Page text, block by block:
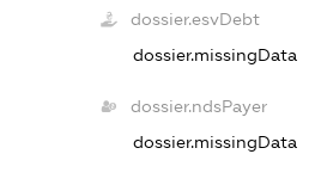
dossier.esvDebt
dossier.missingData
dossier.ndsPayer
dossier.missingData